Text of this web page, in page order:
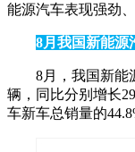
能源汽车表现强劲
8月我国新能源
8月，我国新能
辆，同比分别增长
车新车总销量的